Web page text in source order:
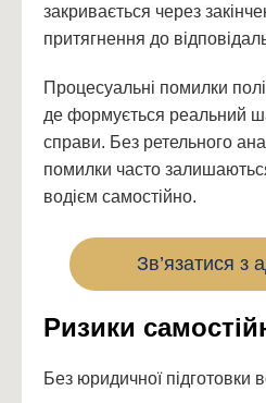
закривається через
притягнення до
Процесуальні помилки
де формується реальний
справи. Без ретельного
помилки часто
водієм самостійно.
Зв’язатися з
Ризики
Без юридичної підготовки